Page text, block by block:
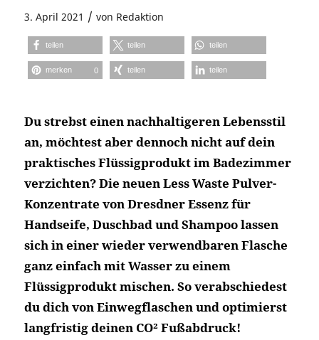
3. April 2021 / von Redaktion
teilen teilen teilen
merken 0 teilen teilen
Du strebst einen nachhaltigeren Lebensstil
an, möchtest aber dennoch nicht auf dein
praktisches Flüssigprodukt im Badezimmer
verzichten? Die neuen Less Waste Pulver-
Konzentrate von Dresdner Essenz für
Handseife, Duschbad und Shampoo lassen
sich in einer wieder verwendbaren Flasche
ganz einfach mit Wasser zu einem
Flüssigprodukt mischen. So verabschiedest
du dich von Einwegflaschen und optimierst
langfristig deinen CO² Fußabdruck!